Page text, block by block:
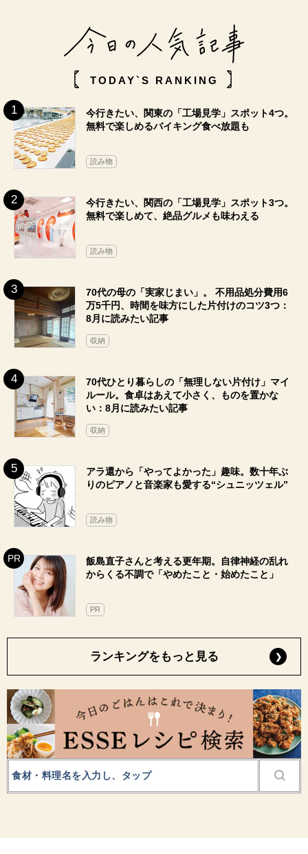
TODAY`S RANKING
今行きたい、関東の「工場見学」スポット4つ。
無料で楽しめるバイキング食べ放題も
読み物
今行きたい、関西の「工場見学」スポット3つ。
無料で楽しめて、絶品グルメも味わえる
読み物
70代の母の「実家じまい」。 不用品処分費用6
万5千円、時間を味方にした片付けのコツ3つ：
8月に読みたい記事
収納
70代ひとり暮らしの「無理しない片付け」マイ
ルール。食卓はあえて小さく、ものを置かな
い：8月に読みたい記事
収納
アラ還から「やってよかった」趣味。数十年ぶ
りのピアノと音楽家も愛する“シュニッツェル”
読み物
飯島直子さんと考える更年期。自律神経の乱れ
からくる不調で「やめたこと・始めたこと」
PR
ランキングをもっと見る